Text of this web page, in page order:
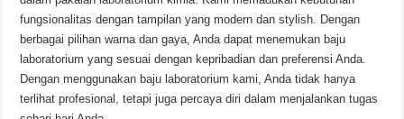
fungsionalitas dengan tampilan yang modern dan stylish. Dengan
berbagai pilihan warna dan gaya, Anda dapat menemukan baju
laboratorium yang sesuai dengan kepribadian dan preferensi Anda.
Dengan menggunakan baju laboratorium kami, Anda tidak hanya
terlihat profesional, tetapi juga percaya diri dalam menjalankan tugas